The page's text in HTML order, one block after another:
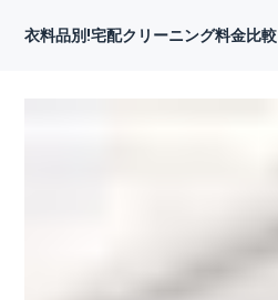
衣料品別!宅配クリーニング料金比較